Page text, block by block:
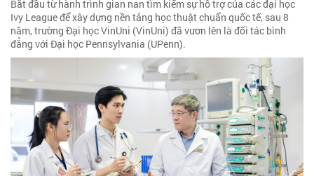
Bắt đầu từ hành trình gian nan tìm kiếm sự hỗ trợ của các đại học
Ivy League để xây dựng nền tảng học thuật chuẩn quốc tế, sau 8
năm, trường Đại học VinUni (VinUni) đã vươn lên là đối tác bình
đẳng với Đại học Pennsylvania (UPenn).